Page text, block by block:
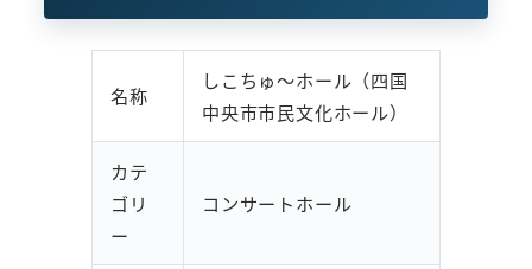
名称
しこちゅ～ホール（四国
中央市市民文化ホール）
カテ
ゴリ
ー
コンサートホール